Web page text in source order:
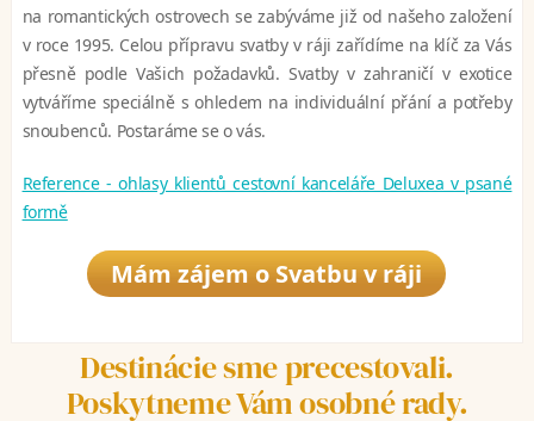
na romantických ostrovech se zabýváme již od našeho založení
v roce 1995. Celou přípravu svatby v ráji zařídíme na klíč za Vás
přesně podle Vašich požadavků. Svatby v zahraničí v exotice
vytváříme speciálně s ohledem na individuální přání a potřeby
snoubenců. Postaráme se o vás.
Reference - ohlasy klientů cestovní kanceláře Deluxea v psané
formě
Mám zájem o Svatbu v ráji
Destinácie sme precestovali.
Poskytneme Vám osobné rady.